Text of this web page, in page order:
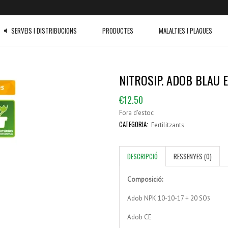
SERVEIS I DISTRIBUCIONS
Disposem
PRODUCTES
Catàleg pdf
MALALTIES I PLAGUES
Blanca Oïdi
NITROSIP. ADOB BLAU
€12.50
Fora d'estoc
CATEGORIA: Fertilitzants
DESCRIPCIÓ RESSENYES (0)
Composició:
Adob NPK 10-10-17 + 20 SO3
Adob CE